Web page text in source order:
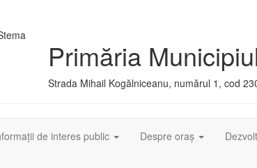
Primăria
Strada Mihail Kogălniceanu, numărul 1, cod
de interes public Despre oraș